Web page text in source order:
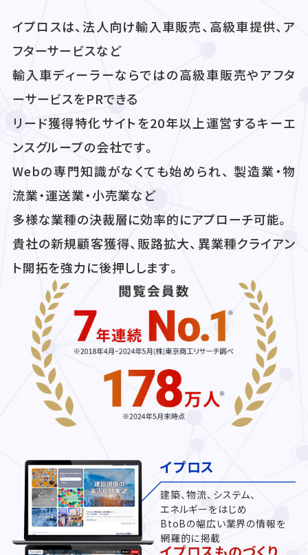
イプロスは、法人向け輸入車販売、高級車提供、ア
フターサービスなど
輸入車ディーラーならではの高級車販売やアフタ
ーサービスをPRできる
リード獲得特化サイトを20年以上運営するキーエ
ンスグループの会社です。
Webの専門知識がなくても始められ、 製造業・物
流業・運送業・小売業など
多様な業種の決裁層に効率的にアプローチ可能。
貴社の新規顧客獲得、販路拡大、異業種クライアン
ト開拓を強力に後押しします。
イプロス
建築、物流、システム、
エネルギーをはじめ
BtoBの幅広い業界の情報を
網羅的に掲載
イプロスものづくり